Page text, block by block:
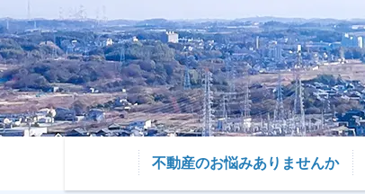
不動産のお悩みありませんか